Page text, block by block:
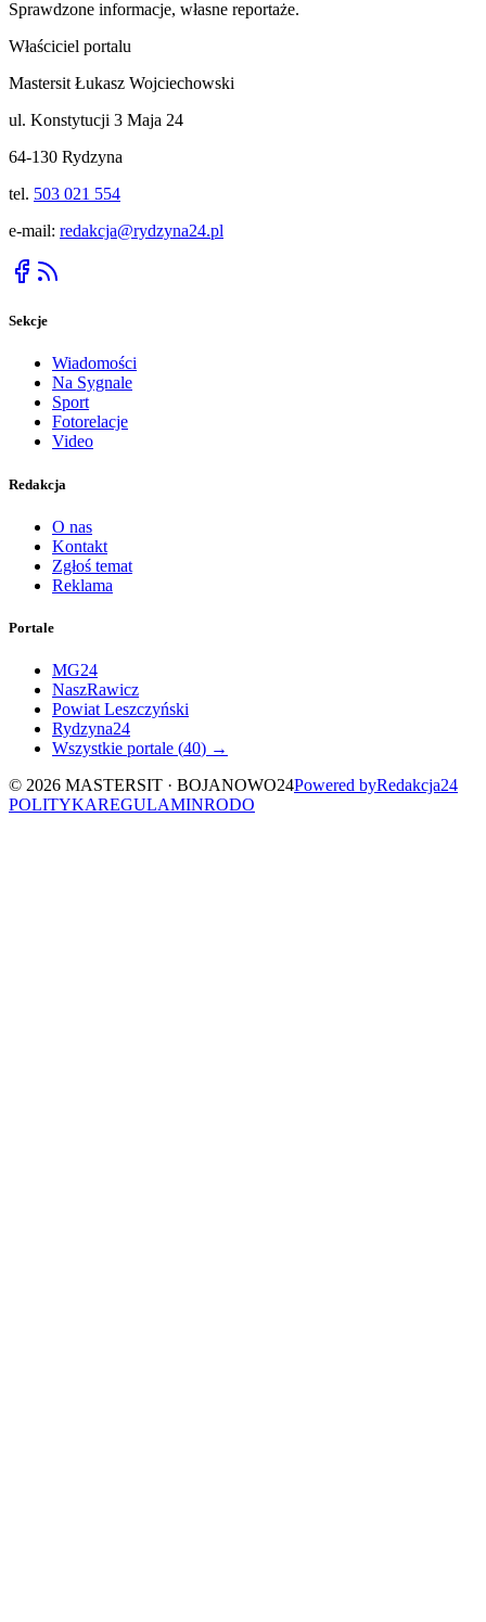
Sprawdzone informacje, własne reportaże.
Właściciel portalu
Mastersit Łukasz Wojciechowski
ul. Konstytucji 3 Maja 24
64-130 Rydzyna
tel. 503 021 554
e-mail: redakcja@rydzyna24.pl
Sekcje
Wiadomości
Na Sygnale
Sport
Fotorelacje
Video
Redakcja
O nas
Kontakt
Zgłoś temat
Reklama
Portale
MG24
NaszRawicz
Powiat Leszczyński
Rydzyna24
Wszystkie portale (40) →
© 2026 MASTERSIT · BOJANOWO24Powered byRedakcja24
POLITYKAREGULAMINRODO